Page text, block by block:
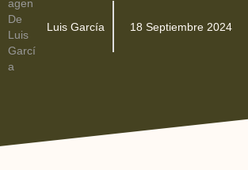
Luis García 18 Septiembre 2024